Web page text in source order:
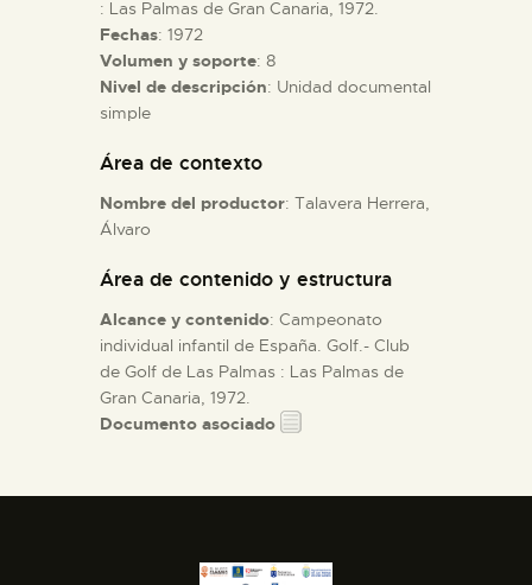
DIDÁCTICA
ESPAÑOL
: Las Palmas de Gran Canaria, 1972.
Fechas: 1972
Volumen y soporte: 8
Nivel de descripción: Unidad documental
simple
Área de contexto
Nombre del productor: Talavera Herrera,
Álvaro
Área de contenido y estructura
Alcance y contenido: Campeonato
individual infantil de España. Golf.- Club
de Golf de Las Palmas : Las Palmas de
Gran Canaria, 1972.
Documento asociado